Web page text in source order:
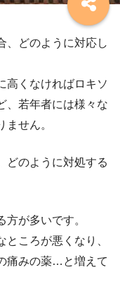
、どのように対応し
高くなければロキソ
、若年者には様々な
せん。
どのように対処する
が多いです。
ころが悪くなり、
痛みの薬…と増えて